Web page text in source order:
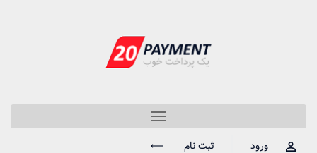
Toggle
navigation
ورود
ثبت نام